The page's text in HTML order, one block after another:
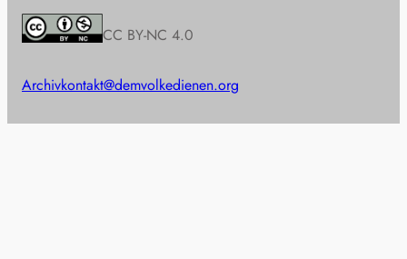
CC BY-NC 4.0
Archivkontakt@demvolkedienen.org